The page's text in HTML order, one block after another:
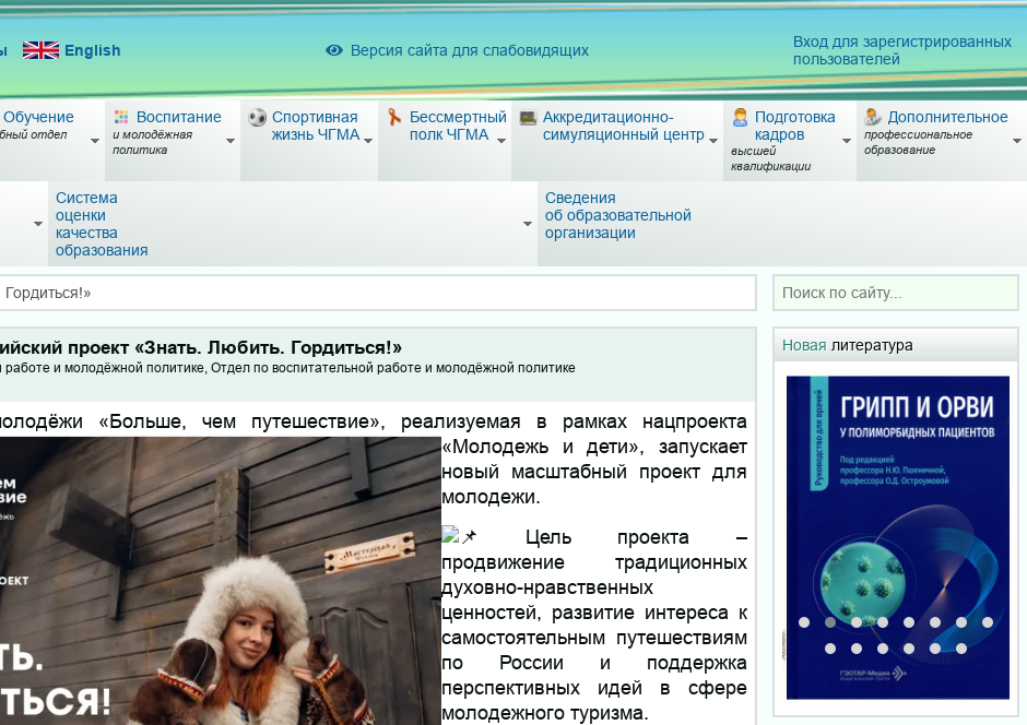
English Версия сайта для слабовидящих
Вход для зарегистрированных
пользователей
Обучение
отдел
Воспитание
и молодёжная
политика
Спортивная
жизнь ЧГМА
Бессмертный
полк ЧГМА
Аккредитационно-
симуляционный центр
Подготовка
кадров
высшей
квалификации
Дополнительное
профессиональное
образование
Система
оценки
качества
образования
Сведения
об образовательной
организации
проект «Знать. Любить. Гордиться!»
работе и молодёжной политике, Отдел по воспитательной работе и молодёжной политике
«Больше, чем путешествие», реализуемая в рамках нацпроекта
«Молодежь и дети», запускает
новый масштабный проект для
молодежи.
Цель проекта –
продвижение традиционных
духовно-нравственных
ценностей, развитие интереса к
самостоятельным путешествиям
по России и поддержка
перспективных идей в сфере
молодежного туризма.
Новая литература